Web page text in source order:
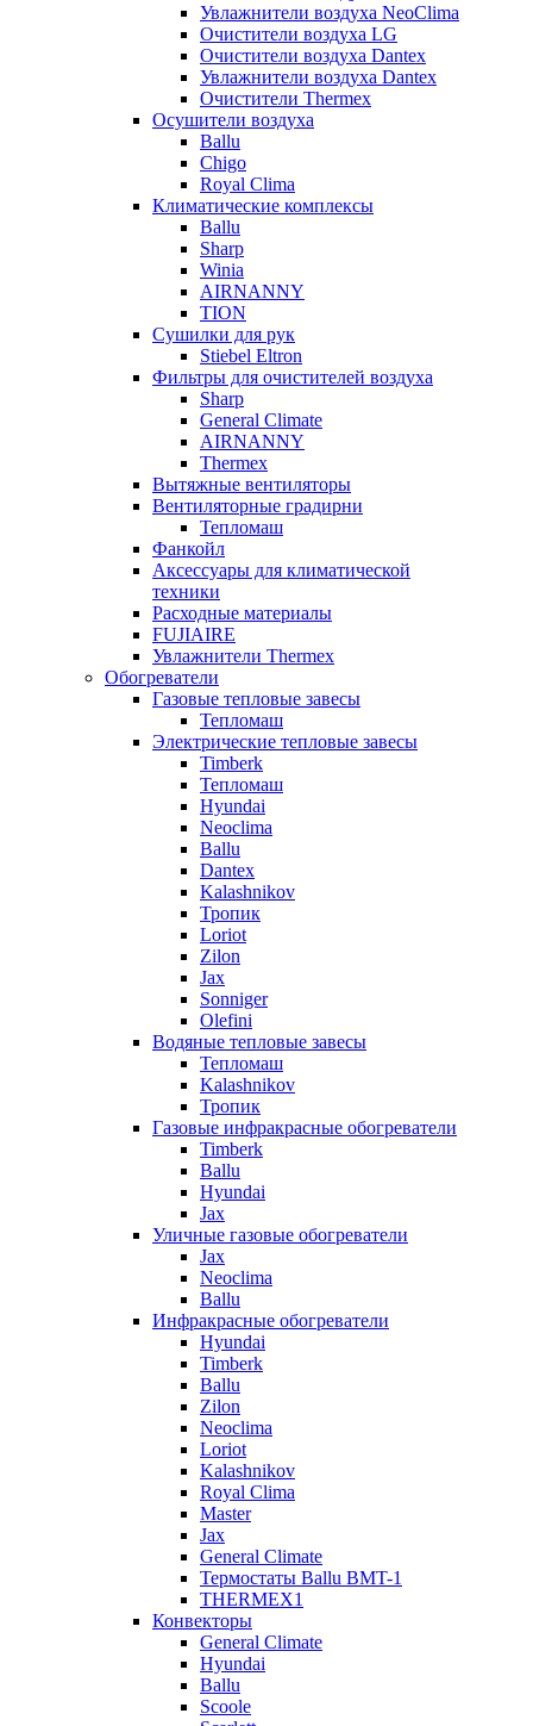
Увлажнители воздуха NeoClima
Очистители воздуха LG
Очистители воздуха Dantex
Увлажнители воздуха Dantex
Очистители Thermex
Осушители воздуха
Ballu
Chigo
Royal Clima
Климатические комплексы
Ballu
Sharp
Winia
AIRNANNY
TION
Сушилки для рук
Stiebel Eltron
Фильтры для очистителей воздуха
Sharp
General Climate
AIRNANNY
Thermex
Вытяжные вентиляторы
Вентиляторные градирни
Тепломаш
Фанкойл
Аксессуары для климатической
техники
Расходные материалы
FUJIAIRE
Увлажнители Thermex
Обогреватели
Газовые тепловые завесы
Тепломаш
Электрические тепловые завесы
Timberk
Тепломаш
Hyundai
Neoclima
Ballu
Dantex
Kalashnikov
Тропик
Loriot
Zilon
Jax
Sonniger
Olefini
Водяные тепловые завесы
Тепломаш
Kalashnikov
Тропик
Газовые инфракрасные обогреватели
Timberk
Ballu
Hyundai
Jax
Уличные газовые обогреватели
Jax
Neoclima
Ballu
Инфракрасные обогреватели
Hyundai
Timberk
Ballu
Zilon
Neoclima
Loriot
Kalashnikov
Royal Clima
Master
Jax
General Climate
Термостаты Ballu BMT-1
THERMEX1
Конвекторы
General Climate
Hyundai
Ballu
Scoole